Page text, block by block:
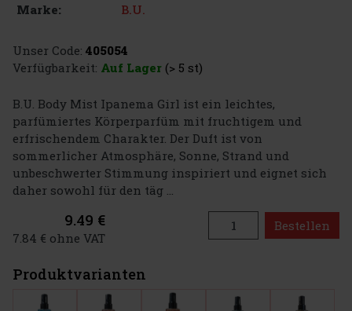
Marke:
B.U.
Unser Code: 405054
Verfügbarkeit: Auf Lager (> 5 st)
B.U. Body Mist Ipanema Girl ist ein leichtes,
parfümiertes Körperparfüm mit fruchtigem und
erfrischendem Charakter. Der Duft ist von
sommerlicher Atmosphäre, Sonne, Strand und
unbeschwerter Stimmung inspiriert und eignet sich
daher sowohl für den täg ...
9.49 €
7.84 € ohne VAT
Bestellen
Produktvarianten